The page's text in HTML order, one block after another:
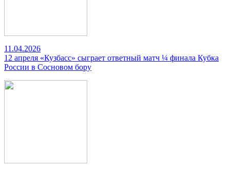
11.04.2026
12 апреля «Кузбасс» сыграет ответный матч ¼ финала Кубка
России в Сосновом бору